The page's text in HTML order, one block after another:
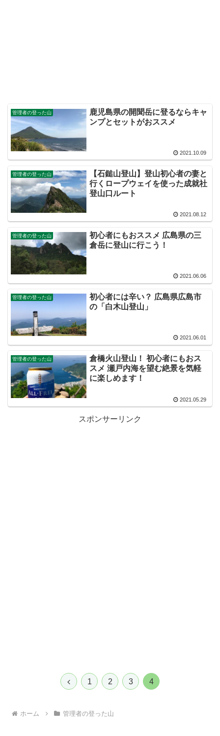
管理者の登った山
鹿児島県の開聞岳に登るならキャ
ンプとセットがおススメ
2021.10.09
管理者の登った山
【石鎚山登山】登山初心者の妻と
行くロープウェイを使った成就社
登山口ルート
2021.08.12
管理者の登った山
初心者にもおススメ 広島県の三
倉岳に登山に行こう！
2021.06.06
管理者の登った山
初心者には辛い？ 広島県広島市
の「白木山登山」
2021.06.01
管理者の登った山
倉橋火山登山！ 初心者にもおス
スメ 瀬戸内海を望む絶景を気軽
に楽しめます！
2021.05.29
スポンサーリンク
前
1 2 3 4
ホーム 管理者の登った山